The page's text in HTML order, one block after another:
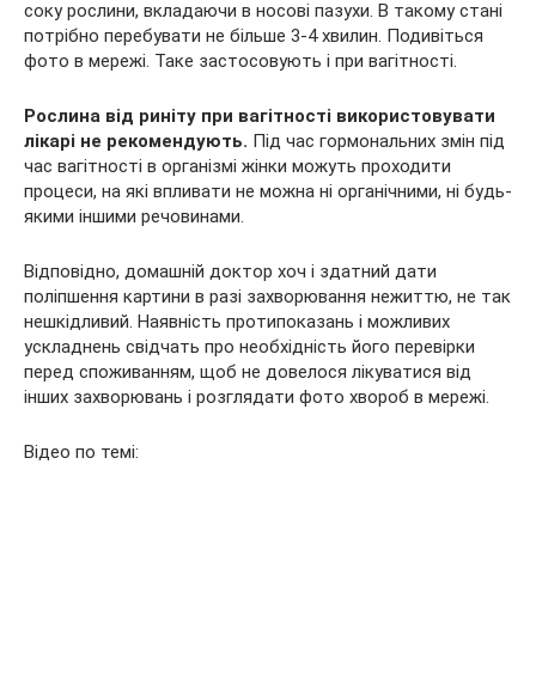
соку рослини, вкладаючи в носові пазухи. В такому стані
потрібно перебувати не більше 3-4 хвилин. Подивіться
фото в мережі. Таке застосовують і при вагітності.
Рослина від риніту при вагітності використовувати
лікарі не рекомендують. Під час гормональних змін під
час вагітності в організмі жінки можуть проходити
процеси, на які впливати не можна ні органічними, ні будь-
якими іншими речовинами.
Відповідно, домашній доктор хоч і здатний дати
поліпшення картини в разі захворювання нежиттю, не так
нешкідливий. Наявність протипоказань і можливих
ускладнень свідчать про необхідність його перевірки
перед споживанням, щоб не довелося лікуватися від
інших захворювань і розглядати фото хвороб в мережі.
Відео по темі: